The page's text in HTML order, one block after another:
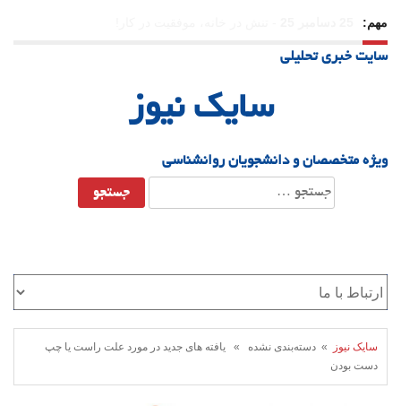
مهم:
21 دسامبر 25
سایت خبری تحلیلی
سایک نیوز
ویژه متخصصان و دانشجویان روانشناسی
جستجو
برای:
سایک نیوز
» دسته‌بندی نشده » یافته های جدید در مورد علت راست یا چپ
دست بودن